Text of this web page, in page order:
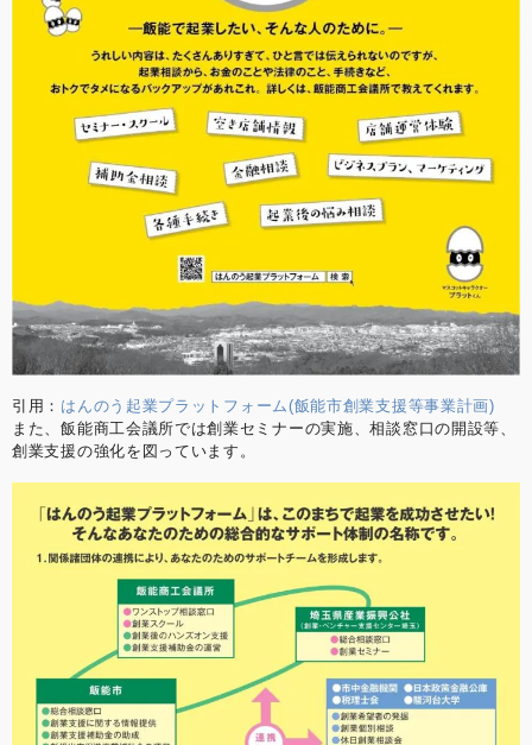
引用： はんのう起業プラットフォーム(飯能市創業支援等事業計画)
また、飯能商工会議所では創業セミナーの実施、相談窓口の開設等、
創業支援の強化を図っています。